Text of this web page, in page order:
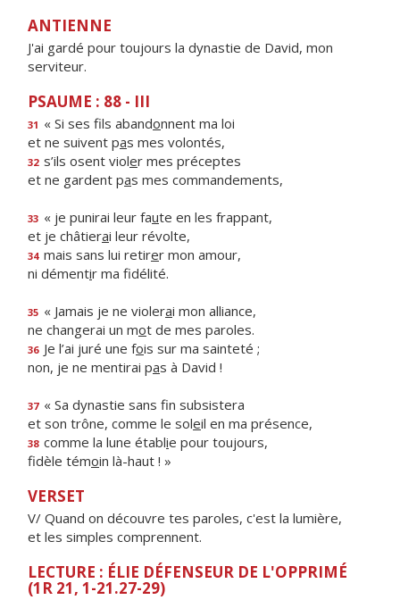
ANTIENNE
J'ai gardé pour toujours la dynastie de David, mon
serviteur.
PSAUME : 88 - III
31 « Si ses fils abandonnent ma loi
et ne suivent pas mes volontés,
32 s’ils osent violer mes préceptes
et ne gardent pas mes commandements,
33 « je punirai leur faute en les frappant,
et je châtierai leur révolte,
34 mais sans lui retirer mon amour,
ni démentir ma fidélité.
35 « Jamais je ne violerai mon alliance,
ne changerai un mot de mes paroles.
36 Je l’ai juré une fois sur ma sainteté ;
non, je ne mentirai pas à David !
37 « Sa dynastie sans fn subsistera
et son trône, comme le soleil en ma présence,
38 comme la lune établie pour toujours,
fidèle témoin là-haut ! »
VERSET
V/ Quand on découvre tes paroles, c'est la lumière,
et les simples comprennent.
LECTURE : ÉLIE DÉFENSEUR DE L'OPPRIMÉ
(1R 21, 1-21.27-29)